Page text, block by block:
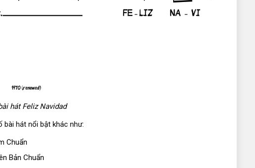
hát Feliz Navidad
hát nổi bật khác như:
Chuẩn
Bản Chuẩn